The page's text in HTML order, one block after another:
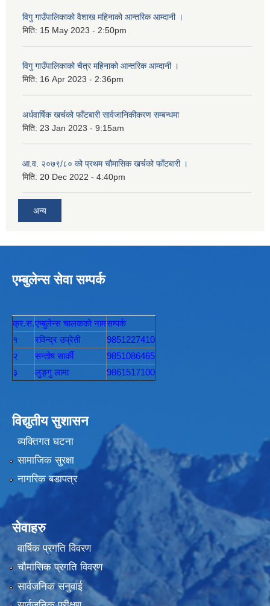
विगु गाउँपालिकाको वैशाख महिनाको आन्तरिक आम्दानी ।
मिति: 15 May 2023 - 2:50pm
विगु गाउँपालिकाको चैत्र महिनाको आन्तरिक आम्दानी ।
मिति: 16 Apr 2023 - 2:36pm
अर्धवार्षिक खर्चको फाँटबारी सार्वजानिकीकरण सम्बन्धमा
मिति: 23 Jan 2023 - 9:15am
आ.व. २०७९/८० को प्रथम चौमासिक खर्चको फाँटबारी ।
मिति: 20 Dec 2022 - 4:40pm
अन्य
एम्बुलेन्स सेवा सम्पर्क
क्र.स.एम्बुलेन्स चालककाे नामसम्पर्क
१
रविन्द्र उप्रेती
9851227410
२
सन्तोष सार्की
9851086465
३
लुङ्गु लामा 9861517100
विद्युतीय सुशासन
व्यक्तिगत घटना
सामाजिक सुरक्षा
नागरिक बडापत्र
सेवाहरु
वार्षिक प्रगति विवरण
चौमासिक प्रगति विवरण
सार्वजनिक सनुवाई